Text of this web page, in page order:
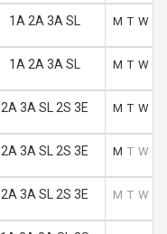
1A 2A 3A SL M T W
1A 2A 3A SL M T W
2A 3A SL 2S 3E M T W
2A 3A SL 2S 3E M T W
2A 3A SL 2S 3E M T W